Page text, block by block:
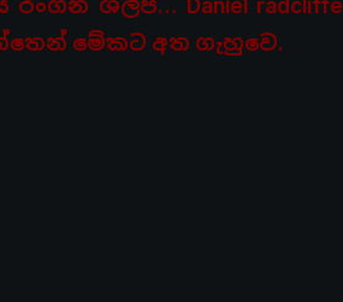
ශිල්පි… Daniel radcliffe
මේකට අත ගැහුවෙ.